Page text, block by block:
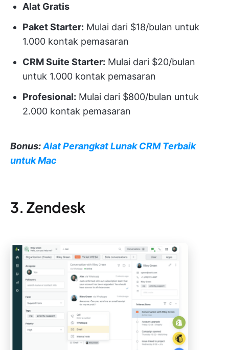
Alat Gratis
Paket Starter: Mulai dari $18/bulan untuk
1.000 kontak pemasaran
CRM Suite Starter: Mulai dari $20/bulan
untuk 1.000 kontak pemasaran
Profesional: Mulai dari $800/bulan untuk
2.000 kontak pemasaran
Bonus:Alat Perangkat Lunak CRM Terbaik
untuk Mac
3. Zendesk